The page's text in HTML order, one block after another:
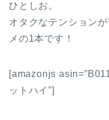
ひとしお。
オタクなテンション
メの1本です！
[amazonjs
ットハイ”]